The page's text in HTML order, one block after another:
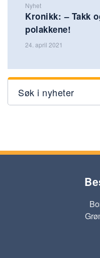
Nyhet
Kronikk: – Takk
polakkene!
24. april 2021
Søk i nyheter